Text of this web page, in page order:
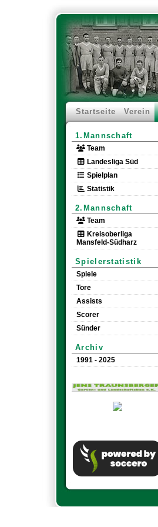
Startseite Verein
1.Mannschaft
Team
Landesliga Süd
Spielplan
Statistik
2.Mannschaft
Team
Kreisoberliga
Mansfeld-Südharz
Spielerstatistik
Spiele
Tore
Assists
Scorer
Sünder
Archiv
1991 - 2025